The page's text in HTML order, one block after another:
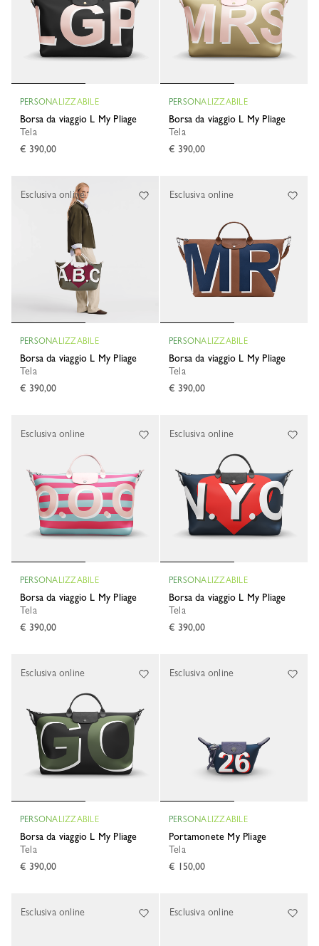
PERSONALIZZABILE
Borsa da viaggio L My Pliage
Tela
€ 390,00
PERSONALIZZABILE
Borsa da viaggio L My Pliage
Tela
€ 390,00
PERSONALIZZABILE
Borsa da viaggio L My Pliage
Tela
€ 390,00
Esclusiva online
PERSONALIZZABILE
Borsa da viaggio L My Pliage
Tela
€ 390,00
Esclusiva online
PERSONALIZZABILE
Borsa da viaggio L My Pliage
Tela
€ 390,00
Esclusiva online
PERSONALIZZABILE
Borsa da viaggio L My Pliage
Tela
€ 390,00
Esclusiva online
PERSONALIZZABILE
Borsa da viaggio L My Pliage
Tela
€ 390,00
Esclusiva online
PERSONALIZZABILE
Portamonete My Pliage
Tela
€ 150,00
Esclusiva online
Esclusiva online Esclusiva online